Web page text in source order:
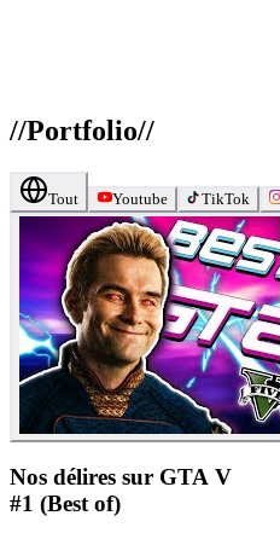
//Portfolio//
Tout Youtube TikTok
Nos délires sur GTA V
#1 (Best of)